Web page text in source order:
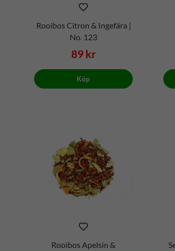
Rooibos Citron & Ingefära |
No. 123
89 kr
Köp
Rooibos Apelsin &